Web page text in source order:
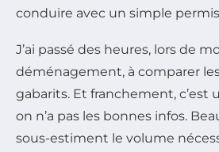
conduire avec un simple
J’ai passé des heures, lors de
déménagement, à comparer
gabarits. Et franchement, c’est
on n’a pas les bonnes infos.
sous-estiment le volume